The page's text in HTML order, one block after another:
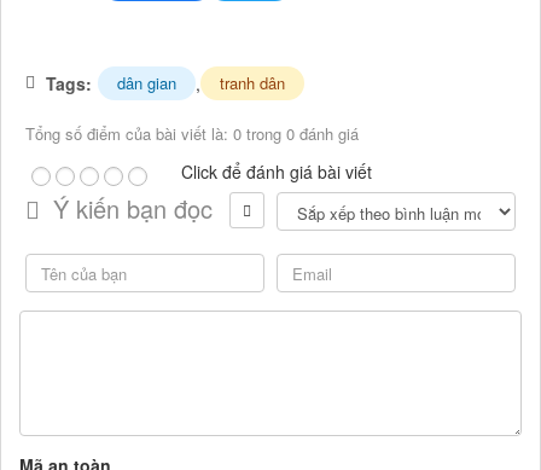
Tags: dân gian , tranh dân
Tổng số điểm của bài viết là: 0 trong 0 đánh giá
Click để đánh giá bài viết
Ý kiến bạn đọc